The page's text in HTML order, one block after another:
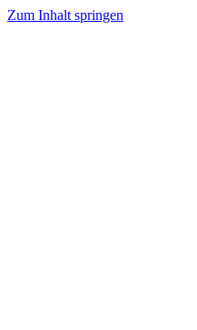
Zum Inhalt springen